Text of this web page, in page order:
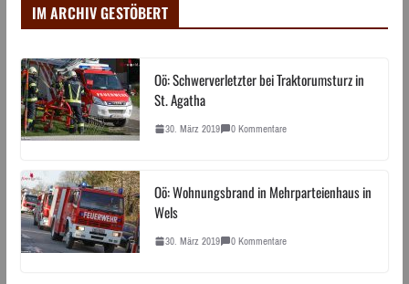
IM ARCHIV GESTÖBERT
Oö: Schwerverletzter bei Traktorumsturz in
St. Agatha
30. März 2019 0 Kommentare
Oö: Wohnungsbrand in Mehrparteienhaus in
Wels
30. März 2019 0 Kommentare